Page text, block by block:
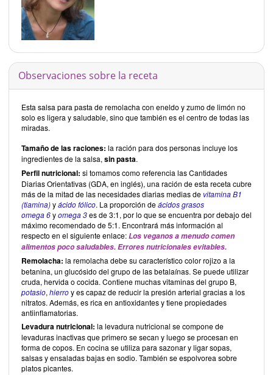
Observaciones sobre la receta
Esta salsa para pasta de remolacha con eneldo y zumo de limón no
solo es ligera y saludable, sino que también es el centro de todas las
miradas.
Tamaño de las raciones: la ración para dos personas incluye los
ingredientes de la salsa, sin pasta.
Perfil nutricional: si tomamos como referencia las Cantidades
Diarias Orientativas (GDA, en inglés), una ración de esta receta cubre
más de la mitad de las necesidades diarias medias de vitamina B1
(tiamina)yácido fólico. La proporción deácidos grasos
omega 6yomega 3es de 3:1, por lo que se encuentra por debajo del
máximo recomendado de 5:1. Encontrará más información al
respecto en el siguiente enlace:Los veganos a menudo comen
alimentos poco saludables. Errores nutricionales evitables.
Remolacha: la remolacha debe su característico color rojizo a la
betanina, un glucósido del grupo de las betalaínas. Se puede utilizar
cruda, hervida o cocida. Contiene muchas vitaminas del grupo B,
potasio, hierroy es capaz de reducir la presión arterial gracias a los
nitratos. Además, es rica en antioxidantes y tiene propiedades
antiinflamatorias.
Levadura nutricional: la levadura nutricional se compone de
levaduras inactivas que primero se secan y luego se procesan en
forma de copos. En cocina se utiliza para sazonar y ligar sopas,
salsas y ensaladas bajas en sodio. También se espolvorea sobre
platos picantes.